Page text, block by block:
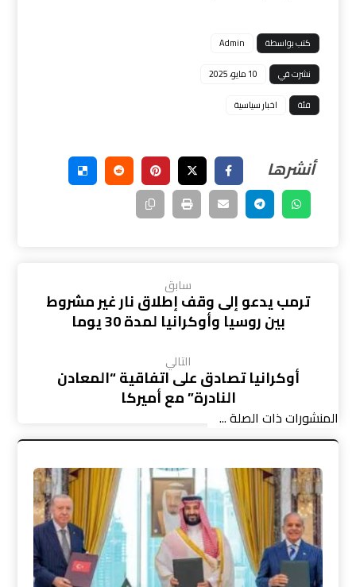
كتب بواسطة
Admin
نشرت في
10 مايو، 2025
فئة
اخبار سياسية
سابق
ترمب يدعو إلى وقف إطلاق نار غير مشروط
بين روسيا وأوكرانيا لمدة 30 يوما
التالي
أوكرانيا تصادق على اتفاقية “المعادن
النادرة” مع أميركا
المنشورات ذات الصلة ...